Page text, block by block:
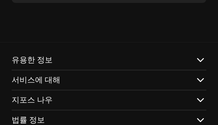
The Escapists가 선사하는 특별한 경험:
개성 넘치는 죄수 캐릭터를 플레이하며, 예측불허의 기상
천외한 탈출 작전을 지휘하세요.
아이템 조합과 제작 시스템을 통해 무궁무진한 전략을 실
유용한 정보
서비스에 대해
지포스 나우
법률 정보